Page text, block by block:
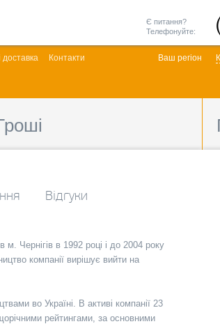
Є питання?
Телефонуйте:
доставка
Контакти
Ваш регіон
Відгуки
м. Чернігів в 1992 році і до 2004 року
компанії вирішує вийти на
во Україні. В активі компанії 23
щорічними рейтингами, за основними